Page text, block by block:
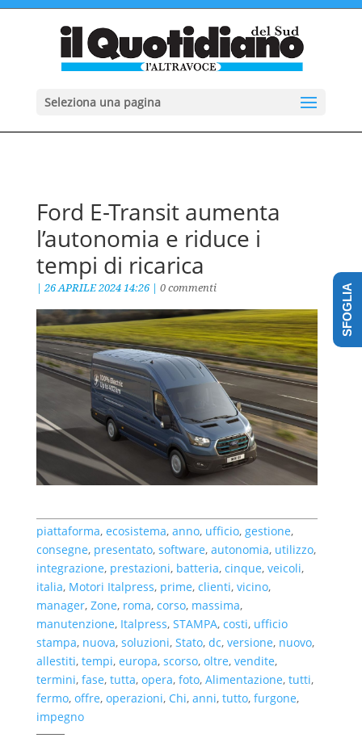
Seleziona una pagina
Ford E-Transit aumenta
l’autonomia e riduce i
tempi di ricarica
| 26 APRILE 2024 14:26| 0 commenti
piattaforma, ecosistema, anno, ufficio, gestione,
consegne, presentato, software, autonomia, utilizzo,
integrazione, prestazioni, batteria, cinque, veicoli,
italia, Motori Italpress, prime, clienti, vicino,
manager, Zone, roma, corso, massima,
manutenzione, Italpress, STAMPA, costi, ufficio
stampa, nuova, soluzioni, Stato, dc, versione, nuovo,
allestiti, tempi, europa, scorso, oltre, vendite,
termini, fase, tutta, opera, foto, Alimentazione, tutti,
fermo, offre, operazioni, Chi, anni, tutto, furgone,
impegno
SFOGLIA